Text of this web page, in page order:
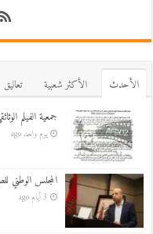
اﻷحدث اﻷكثر شعبية تعاليق
جمعية الفيلم
يوم واحد ago
المجلس الوطني
3 أيام ago